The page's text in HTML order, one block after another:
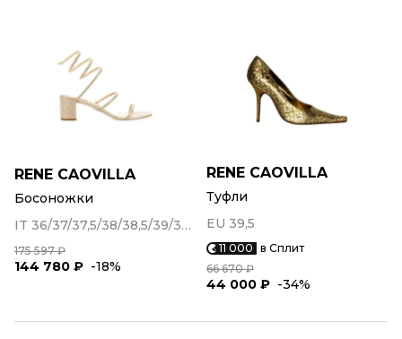
RENE CAOVILLA
Босоножки
IT 36/37/37,5/38/38,5/39/39,5/40
175 597 ₽
144 780 ₽ -18%
RENE CAOVILLA
Туфли
EU 39,5
11 000 в Сплит
66 670 ₽
44 000 ₽ -34%